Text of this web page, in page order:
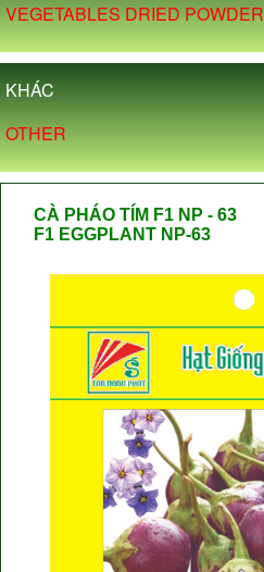
VEGETABLES DRIED POWDER
KHÁC
OTHER
CÀ PHÁO TÍM F1 NP - 63
F1 EGGPLANT NP-63